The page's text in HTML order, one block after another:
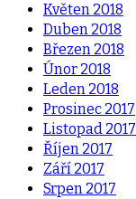
Květen 2018
Duben 2018
Březen 2018
Únor 2018
Leden 2018
Prosinec 2017
Listopad 2017
Říjen 2017
Září 2017
Srpen 2017